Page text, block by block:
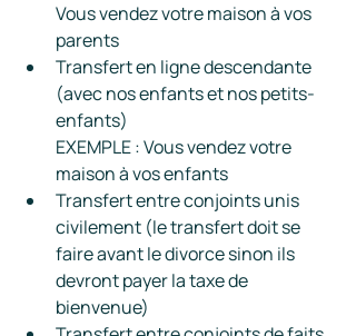
Vous vendez votre maison à vos
parents
Transfert en ligne descendante
(avec nos enfants et nos petits-
enfants)
EXEMPLE : Vous vendez votre
maison à vos enfants
Transfert entre conjoints unis
civilement (le transfert doit se
faire avant le divorce sinon ils
devront payer la taxe de
bienvenue)